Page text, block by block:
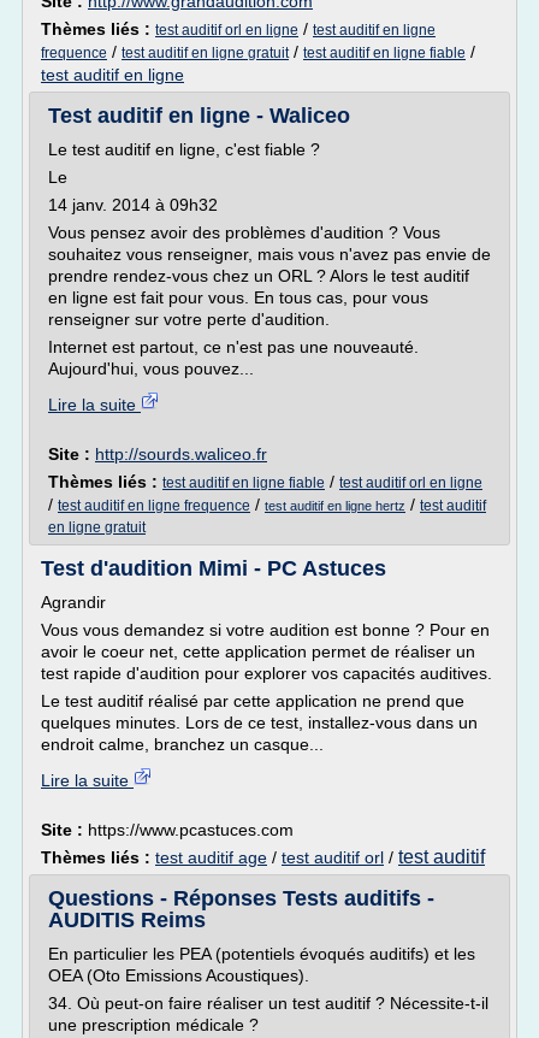
Thèmes liés : test auditif orl en ligne / test auditif en ligne
frequence / test auditif en ligne gratuit/ test auditif en ligne fiable /
test auditif en ligne
Test auditif en ligne - Waliceo
Le test auditif en ligne, c'est fiable ?
Le
14 janv. 2014 à 09h32
Vous pensez avoir des problèmes d'audition ? Vous
souhaitez vous renseigner, mais vous n'avez pas envie de
prendre rendez-vous chez un ORL ? Alors le test auditif
en ligne est fait pour vous. En tous cas, pour vous
renseigner sur votre perte d'audition.
Internet est partout, ce n'est pas une nouveauté.
Aujourd'hui, vous pouvez...
Lire la suite
Site : http://sourds.waliceo.fr
Thèmes liés : test auditif en ligne fiable / test auditif orl en ligne
/ test auditif en ligne frequence / test auditif en ligne hertz / test auditif
en ligne gratuit
Test d'audition Mimi - PC Astuces
Agrandir
Vous vous demandez si votre audition est bonne ? Pour en
avoir le coeur net, cette application permet de réaliser un
test rapide d'audition pour explorer vos capacités auditives.
Le test auditif réalisé par cette application ne prend que
quelques minutes. Lors de ce test, installez-vous dans un
endroit calme, branchez un casque...
Lire la suite
Site : https://www.pcastuces.com
Thèmes liés : test auditif age / test auditif orl / test auditif
Questions - Réponses Tests auditifs -
AUDITIS Reims
En particulier les PEA (potentiels évoqués auditifs) et les
OEA (Oto Emissions Acoustiques).
34. Où peut-on faire réaliser un test auditif ? Nécessite-t-il
une prescription médicale ?